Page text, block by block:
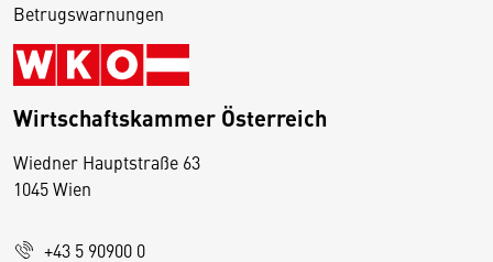
Betrugswarnungen
Wirtschaftskammer Österreich
Wiedner Hauptstraße 63
1045 Wien
+43 5 90900 0
D
s